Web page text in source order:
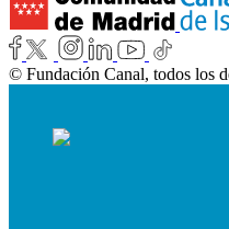
© Fundación Canal, todos los